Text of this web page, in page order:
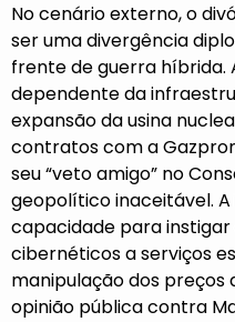
No cenário externo, o
ser uma divergência
frente de guerra híbrida.
dependente da
expansão da usina
contratos com a
seu “veto amigo” no
geopolítico inaceitável.
capacidade para
cibernéticos a serviços
manipulação dos
opinião pública contra